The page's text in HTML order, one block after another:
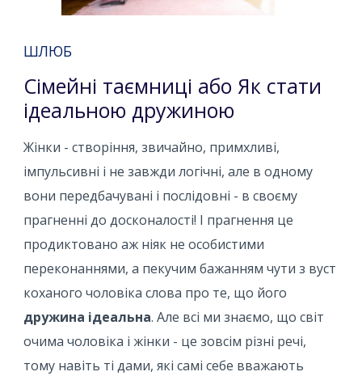
ШЛЮБ
Сімейні таємниці або Як стати
ідеальною дружиною
Жінки - створіння, звичайно, примхливі,
імпульсивні і не завжди логічні, але в одному
вони передбачувані і послідовні - в своєму
прагненні до досконалості! І прагнення це
продиктовано аж ніяк не особистими
переконаннями, а пекучим бажанням чути з вуст
коханого чоловіка слова про те, що його
дружина ідеальна. Але всі ми знаємо, що світ
очима чоловіка і жінки - це зовсім різні речі,
тому навіть ті дами, які самі себе вважають